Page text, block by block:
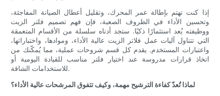
إذا كنت تهتم بإطالة عمر المحرك، وتقليل أعطال الصيانة المفاجئة،
وتحسين الأداء في الظروف الصعبة، فإن فهم تصميم فلتر الزيت
ووظيفته يُعد استثمارًا ذكيًا. ستجد أدناه سلسلة من الأقسام المتعمقة
التي تتناول آليات عمل فلاتر الزيت عالية الأداء، وموادها، واختباراتها،
واعتبارات المستخدم. يقدم كل قسم شروحات عملية، مما يُمكّنك من
اتخاذ قرارات مدروسة عند اختيار فلتر مناسب للقيادة اليومية أو
للاستخدامات الشاقة.
لماذا تُعدّ كفاءة الترشيح مهمة، وكيف تتفوق المرشحات عالية الأداء؟